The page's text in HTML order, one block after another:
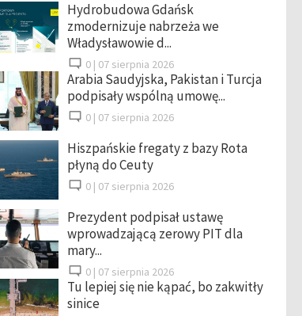
Hydrobudowa Gdańsk
zmodernizuje nabrzeża we
Władysławowie d...
0 | 07 sierpnia 2026
Arabia Saudyjska, Pakistan i Turcja
podpisały wspólną umowę...
0 | 07 sierpnia 2026
Hiszpańskie fregaty z bazy Rota
płyną do Ceuty
0 | 07 sierpnia 2026
Prezydent podpisał ustawę
wprowadzającą zerowy PIT dla
mary...
0 | 07 sierpnia 2026
Tu lepiej się nie kąpać, bo zakwitły
sinice